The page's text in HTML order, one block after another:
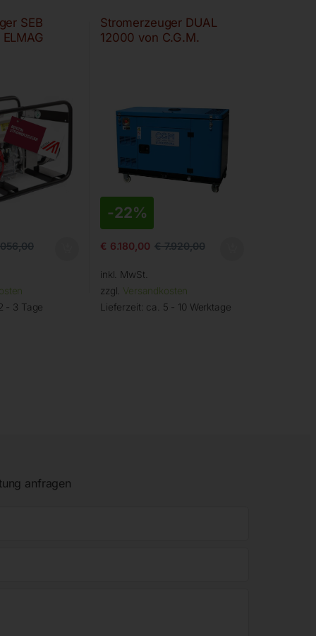
SEB
- 3 Tage
Stromerzeuger DUAL
12000 von C.G.M.
-22%
€ 6.180,00 €7.920,00
inkl. MwSt.
zzgl. Versandkosten
Lieferzeit: ca. 5 - 10 Werktage
anfragen